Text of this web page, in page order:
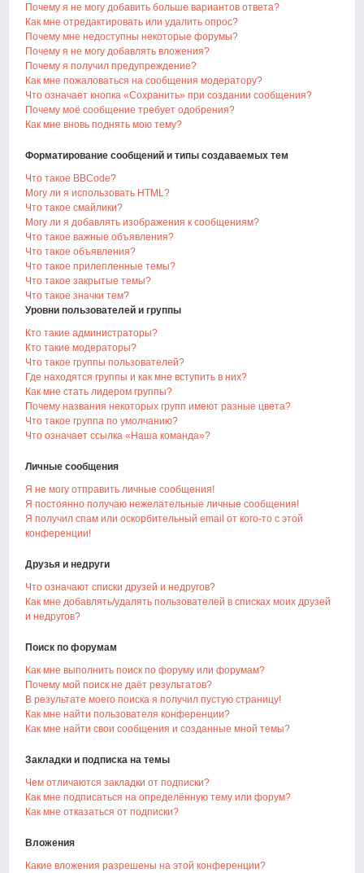
Почему я не могу добавить больше вариантов ответа?
Как мне отредактировать или удалить опрос?
Почему мне недоступны некоторые форумы?
Почему я не могу добавлять вложения?
Почему я получил предупреждение?
Как мне пожаловаться на сообщения модератору?
Что означает кнопка «Сохранить» при создании сообщения?
Почему моё сообщение требует одобрения?
Как мне вновь поднять мою тему?
Форматирование сообщений и типы создаваемых тем
Что такое BBCode?
Могу ли я использовать HTML?
Что такое смайлики?
Могу ли я добавлять изображения к сообщениям?
Что такое важные объявления?
Что такое объявления?
Что такое прилепленные темы?
Что такое закрытые темы?
Что такое значки тем?
Уровни пользователей и группы
Кто такие администраторы?
Кто такие модераторы?
Что такое группы пользователей?
Где находятся группы и как мне вступить в них?
Как мне стать лидером группы?
Почему названия некоторых групп имеют разные цвета?
Что такое группа по умолчанию?
Что означает ссылка «Наша команда»?
Личные сообщения
Я не могу отправить личные сообщения!
Я постоянно получаю нежелательные личные сообщения!
Я получил спам или оскорбительный email от кого-то с этой
конференции!
Друзья и недруги
Что означают списки друзей и недругов?
Как мне добавлять/удалять пользователей в списках моих друзей
и недругов?
Поиск по форумам
Как мне выполнить поиск по форуму или форумам?
Почему мой поиск не даёт результатов?
В результате моего поиска я получил пустую страницу!
Как мне найти пользователя конференции?
Как мне найти свои сообщения и созданные мной темы?
Закладки и подписка на темы
Чем отличаются закладки от подписки?
Как мне подписаться на определённую тему или форум?
Как мне отказаться от подписки?
Вложения
Какие вложения разрешены на этой конференции?